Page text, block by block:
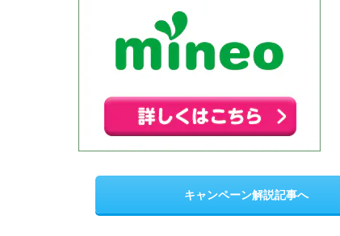
キャンペーン解説記事へ